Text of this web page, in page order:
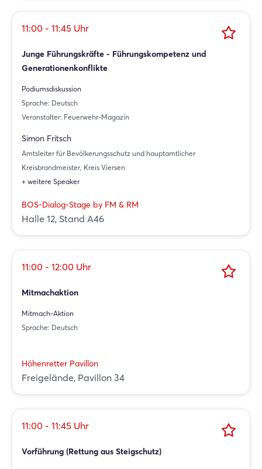
11:00 - 11:45 Uhr
Junge Führungskräfte - Führungskompetenz und
Generationenkonflikte
Podiumsdiskussion
Sprache: Deutsch
Veranstalter: Feuerwehr-Magazin
Simon Fritsch
Amtsleiter für Bevölkerungsschutz und hauptamtlicher
Kreisbrandmeister, Kreis Viersen
+ weitere Speaker
BOS-Dialog-Stage by FM & RM
Halle 12, Stand A46
11:00 - 12:00 Uhr
Mitmachaktion
Mitmach-Aktion
Sprache: Deutsch
Höhenretter Pavillon
Freigelände, Pavillon 34
11:00 - 11:45 Uhr
Vorführung (Rettung aus Steigschutz)